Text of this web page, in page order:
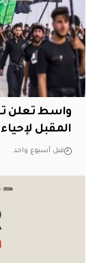
واسط تعلن
المقبل لإحياء
قبل أسبوع واحد